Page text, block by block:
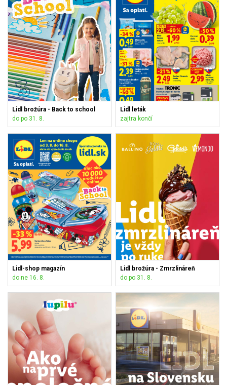
Lidl brožúra - Back to school
do po 31. 8.
Lidl leták
zajtra končí
Lidl-shop magazín
do ne 16. 8.
Lidl brožúra - Zmrzlináreň
do po 31. 8.